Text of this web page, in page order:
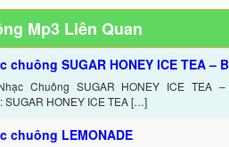
Mp3 Liên Quan
chuông SUGAR HONEY ICE TEA –
Chuông SUGAR HONEY ICE TEA
SUGAR HONEY ICE TEA […]
chuông LEMONADE